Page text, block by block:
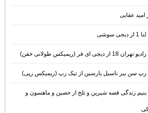
امید عقابی
فر (ریمیکس طولانی خفن)
رپ سن بیر ناسیل یارسین از تیک رپ (ریمیکس رپی)
بنیم زندگی قصه شیرین و تلخ از حصین و ماهسون و